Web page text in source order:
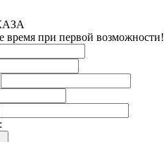
время при первой возможности!